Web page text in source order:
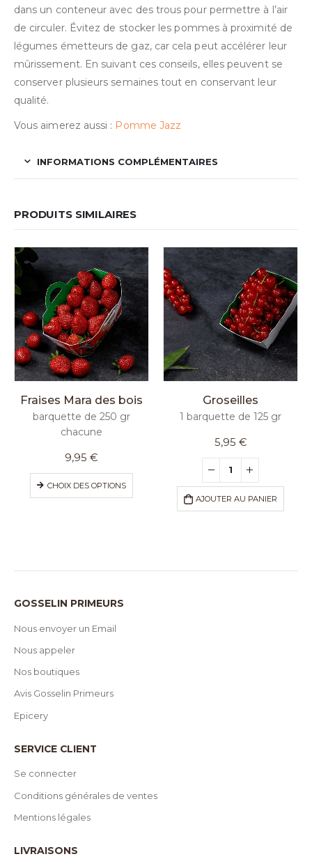
dans un conteneur avec des trous pour permettre à l’air
de circuler. Évitez de stocker les pommes à proximité de
légumes émetteurs de gaz, car cela peut accélérer leur
mûrissement. En suivant ces conseils, elles peuvent se
conserver plusieurs semaines tout en conservant leur
qualité.
Vous aimerez aussi : Pomme Jazz
INFORMATIONS COMPLÉMENTAIRES
PRODUITS SIMILAIRES
Fraises Mara des bois
barquette de 250 gr
chacune
9,95 €
CHOIX DES OPTIONS
Groseilles
1 barquette de 125 gr
5,95 €
AJOUTER AU PANIER
GOSSELIN PRIMEURS
Nous envoyer un Email
Nous appeler
Nos boutiques
Avis Gosselin Primeurs
Epicery
SERVICE CLIENT
Se connecter
Conditions générales de ventes
Mentions légales
LIVRAISONS